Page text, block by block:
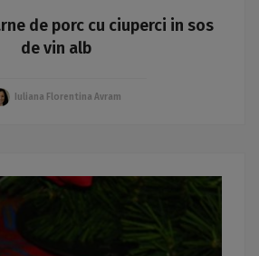
de porc cu ciuperci in sos
de vin alb
Iuliana Florentina Avram